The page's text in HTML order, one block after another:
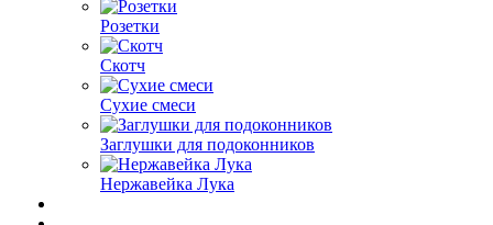
Розетки
Скотч
Сухие смеси
Заглушки для подоконников
Нержавейка Лука